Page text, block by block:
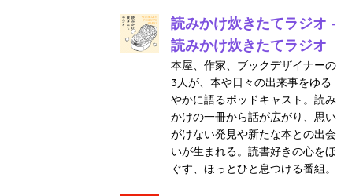
読みかけ炊きたてラジオ -
読みかけ炊きたてラジオ
本屋、作家、ブックデザイナーの
3人が、本や日々の出来事をゆる
やかに語るポッドキャスト。読み
かけの一冊から話が広がり、思い
がけない発見や新たな本との出会
いが生まれる。読書好きの心をほ
ぐす、ほっとひと息つける番組。